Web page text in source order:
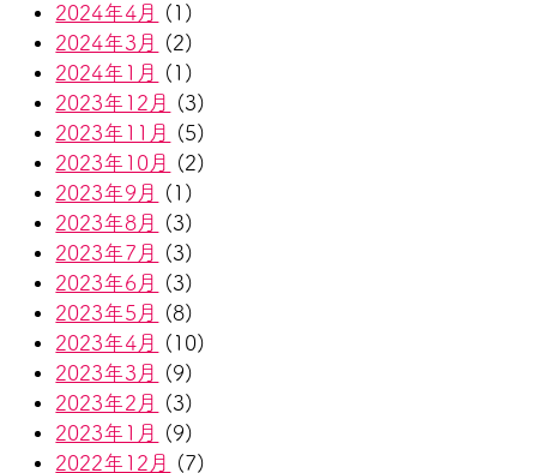
2024年4月
(1)
2024年3月
(2)
2024年1月
(1)
2023年12月
(3)
2023年11月
(5)
2023年10月
(2)
2023年9月
(1)
2023年8月
(3)
2023年7月
(3)
2023年6月
(3)
2023年5月
(8)
2023年4月
(10)
2023年3月
(9)
2023年2月
(3)
2023年1月
(9)
2022年12月
(7)